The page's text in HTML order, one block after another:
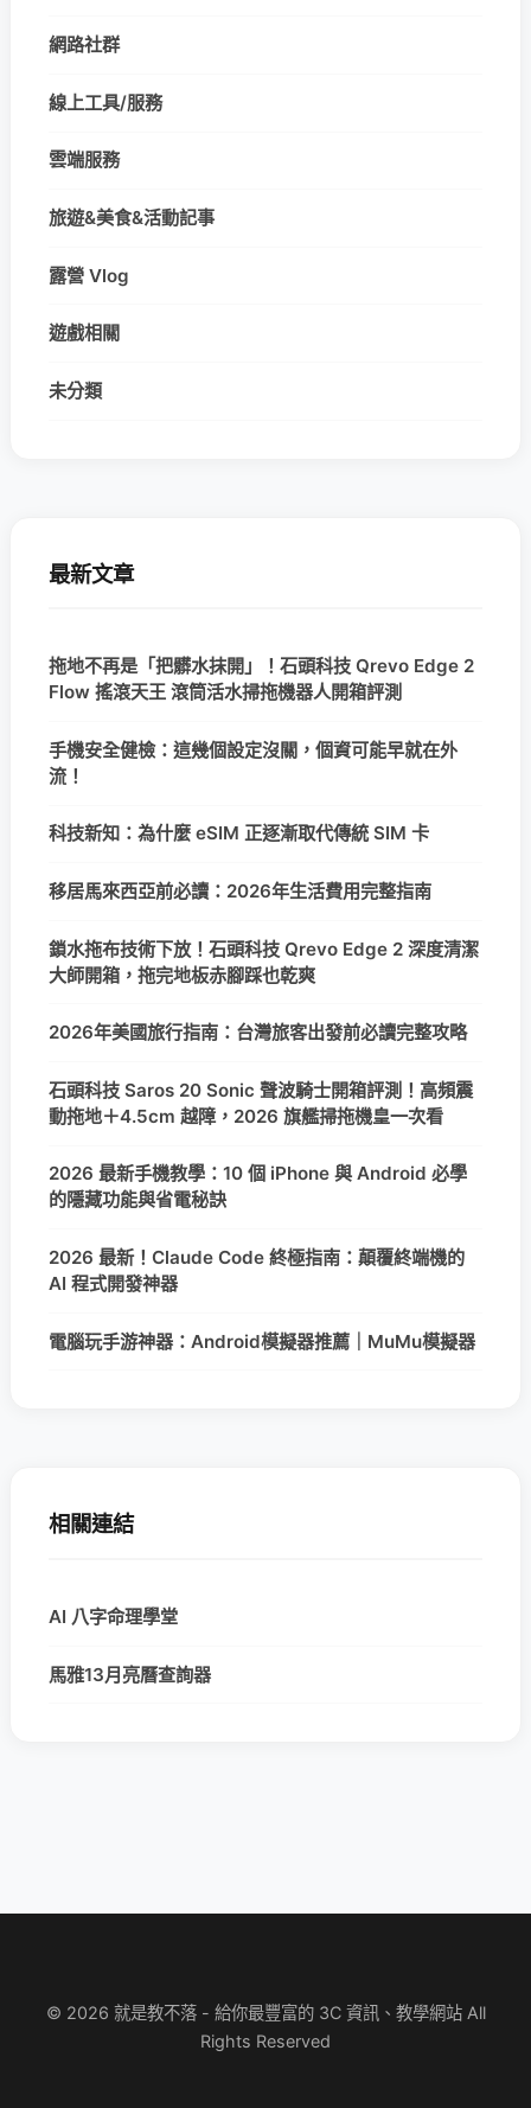
網路社群
線上工具/服務
雲端服務
旅遊&美食&活動記事
露營 Vlog
遊戲相關
未分類
最新文章
拖地不再是「把髒水抹開」！石頭科技 Qrevo Edge 2
Flow 搖滾天王 滾筒活水掃拖機器人開箱評測
手機安全健檢：這幾個設定沒關，個資可能早就在外
流！
科技新知：為什麼 eSIM 正逐漸取代傳統 SIM 卡
移居馬來西亞前必讀：2026年生活費用完整指南
鎖水拖布技術下放！石頭科技 Qrevo Edge 2 深度清潔
大師開箱，拖完地板赤腳踩也乾爽
2026年美國旅行指南：台灣旅客出發前必讀完整攻略
石頭科技 Saros 20 Sonic 聲波騎士開箱評測！高頻震
動拖地＋4.5cm 越障，2026 旗艦掃拖機皇一次看
2026 最新手機教學：10 個 iPhone 與 Android 必學
的隱藏功能與省電秘訣
2026 最新！Claude Code 終極指南：顛覆終端機的
AI 程式開發神器
電腦玩手游神器：Android模擬器推薦｜MuMu模擬器
相關連結
AI 八字命理學堂
馬雅13月亮曆查詢器
© 2026 就是教不落 - 給你最豐富的 3C 資訊、教學網站 All
Rights Reserved